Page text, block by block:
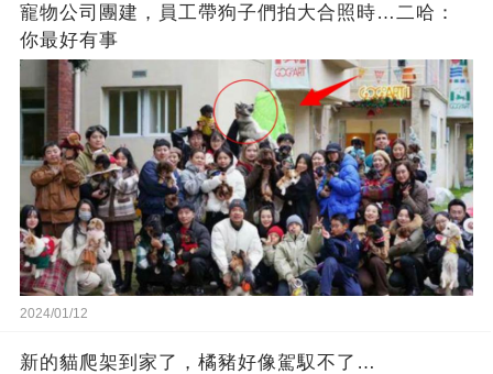
寵物公司團建，員工帶狗子們拍大合照時…二哈：
你最好有事
2024/01/12
新的貓爬架到家了，橘豬好像駕馭不了…